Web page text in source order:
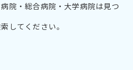
院・総合病院・大学病院は見つ
してください。